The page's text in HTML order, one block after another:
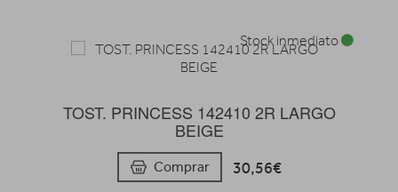
TOST. PRINCESS 142410 2R LARGO
BEIGE
Comprar 30,56€
Stock inmediato